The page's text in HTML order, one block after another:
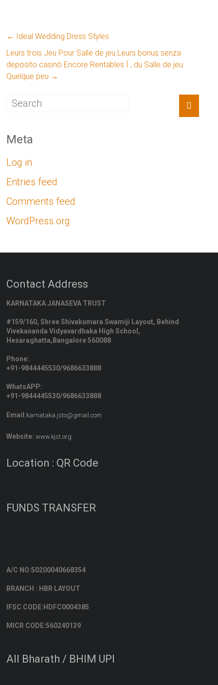
←
Ideal Wedding Dress Styles
Leurs trois Jeu Pour Salle de jeu Leurs bonus senza
deposito casinò Encore Rentables Í , du Salle de jeu
Quelque peu →
Meta
Log in
Entries feed
Comments feed
WordPress.org
Contact Address
KARNATAKA JANASEVA TRUST
#159/160, Shree Shivakumara Swamiji Layout, Behind
Vivekananda Vidyavardhaka High School,
Hesaraghatta,Bangalore 560088
Phone:
+91-9844445530/9686633888
WhatsAPP:
+91-9844445530/9686633888
Email:karnataka.jsto@gmail.com
Website: www.kjst.org
Location : QR Code
FUNDS TRANSFER
A/C NO:50200040668354
BRANCH : HBR LAYOUT
IFSC CODE:HDFC0004385
MICR CODE:560240139
All Bharath / BHIM UPI